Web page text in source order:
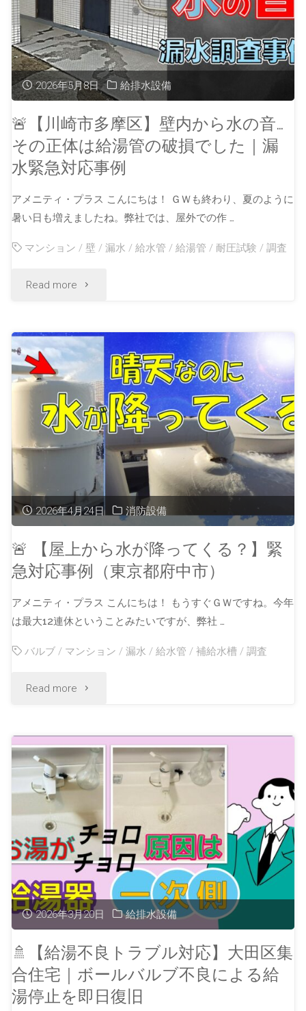
2026年5月8日 給排水設備
🚨【川崎市多摩区】壁内から水の音…
その正体は給湯管の破損でした｜漏
水緊急対応事例
アメニティ・プラス こんにちは！ ＧＷも終わり、夏のように
暑い日も増えましたね。弊社では、屋外での作 …
マンション / 壁 /漏水 /給水管 /給湯管 / 耐圧試験 /調査
Read more
2026年4月24日 消防設備
🚨 【屋上から水が降ってくる？】緊
急対応事例（東京都府中市）
アメニティ・プラス こんにちは！ もうすぐＧＷですね。今年
は最大12連休ということみたいですが、弊社 …
バルブ / マンション /漏水 /給水管 /補給水槽 /調査
Read more
2026年3月20日 給排水設備
🚿【給湯不良トラブル対応】大田区集
合住宅｜ボールバルブ不良による給
湯停止を即日復旧